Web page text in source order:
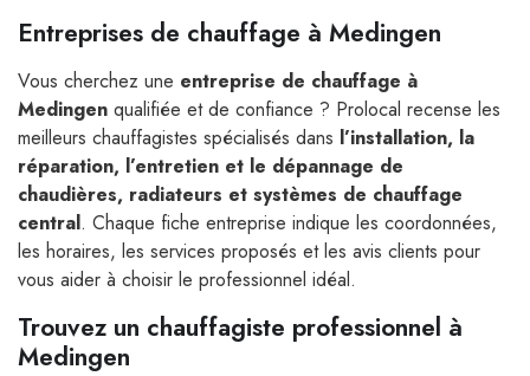
Entreprises de chauffage à Medingen
Vous cherchez une entreprise de chauffage à
Medingen qualifiée et de confiance ? Prolocal recense les
meilleurs chauffagistes spécialisés dans l’installation, la
réparation, l’entretien et le dépannage de
chaudières, radiateurs et systèmes de chauffage
central. Chaque fiche entreprise indique les coordonnées,
les horaires, les services proposés et les avis clients pour
vous aider à choisir le professionnel idéal.
Trouvez un chauffagiste professionnel à
Medingen